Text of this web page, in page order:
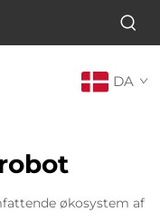
DA
økosystem af